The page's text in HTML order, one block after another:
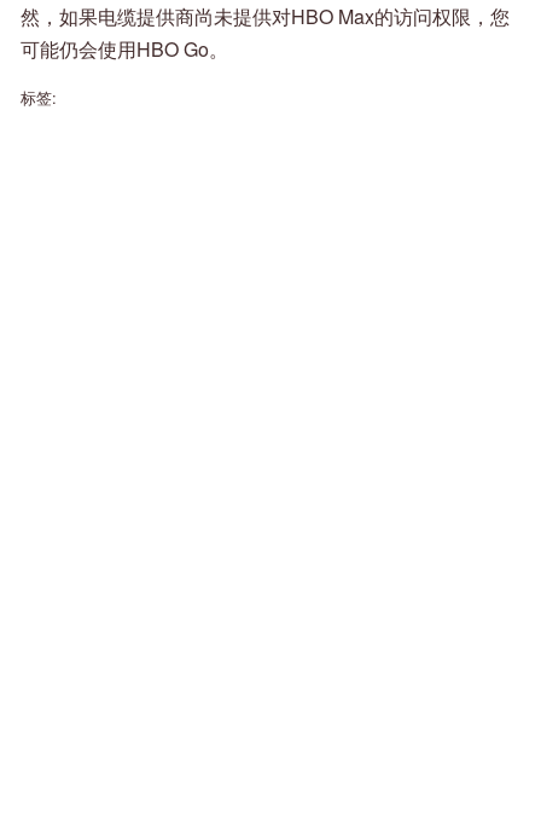
然，如果电缆提供商尚未提供对HBO Max的访问权限，您
可能仍会使用HBO Go。
标签: